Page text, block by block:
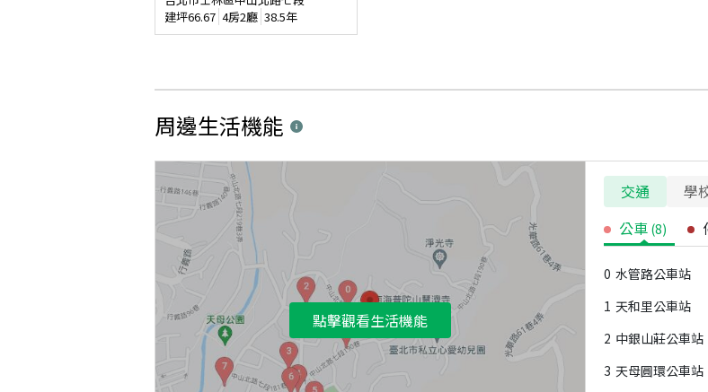
建坪66.67 4房2廳 38.5年
周邊生活機能
點擊觀看生活機能
交通 學
公車 (8)
0 水管路公車站
1 天和里公車站
2 中銀山莊公車站
3 天母圓環公車站